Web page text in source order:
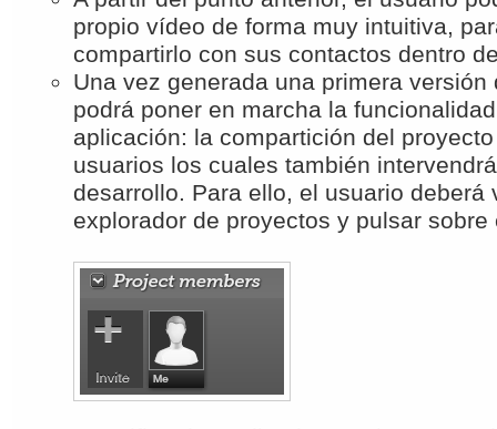
propio vídeo de forma muy intuitiva,
compartirlo con sus contactos dentro
Una vez generada una primera versión
podrá poner en marcha la
aplicación: la compartición del
usuarios los cuales también
desarrollo. Para ello, el usuario deberá
explorador de proyectos y pulsar